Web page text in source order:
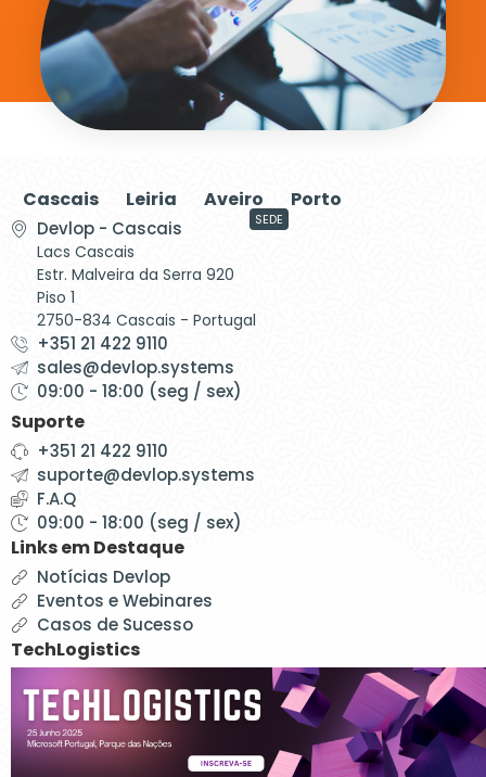
Cascais Leiria Aveiro Porto
Devlop - Cascais
Lacs Cascais
Estr. Malveira da Serra 920
Piso 1
2750-834 Cascais - Portugal
SEDE
+351 21 422 9110
sales@devlop.systems
09:00 - 18:00 (seg / sex)
Suporte
+351 21 422 9110
suporte@devlop.systems
F.A.Q
09:00 - 18:00 (seg / sex)
Links em Destaque
Notícias Devlop
Eventos e Webinares
Casos de Sucesso
TechLogistics